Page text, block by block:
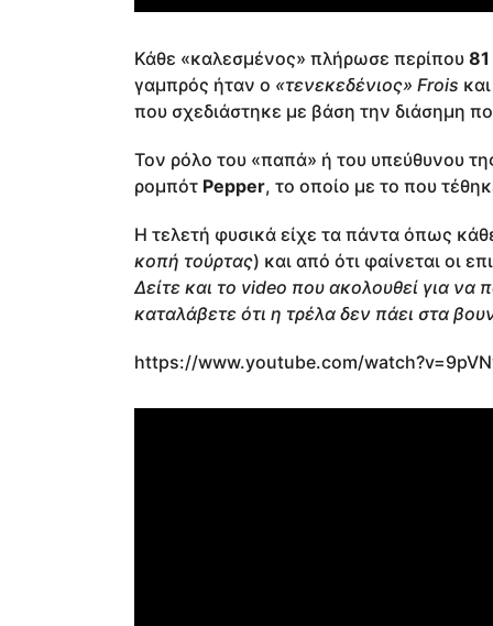
Κάθε «καλεσμένος» πλήρωσε περίπου 81
γαμπρός ήταν ο «τενεκεδένιος» Frois
που σχεδιάστηκε με βάση την διάσημη
Τον ρόλο του «παπά» ή του υπεύθυνου
ρομπότ Pepper, το οποίο με το που
Η τελετή φυσικά είχε τα πάντα όπως
κοπή τούρτας) και από ότι φαίνεται οι
Δείτε και το video που ακολουθεί για να
καταλάβετε ότι η τρέλα δεν πάει στα
https://www.youtube.com/